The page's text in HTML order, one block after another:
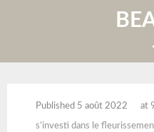
Published 5 août 2022 at
s’investi dans le